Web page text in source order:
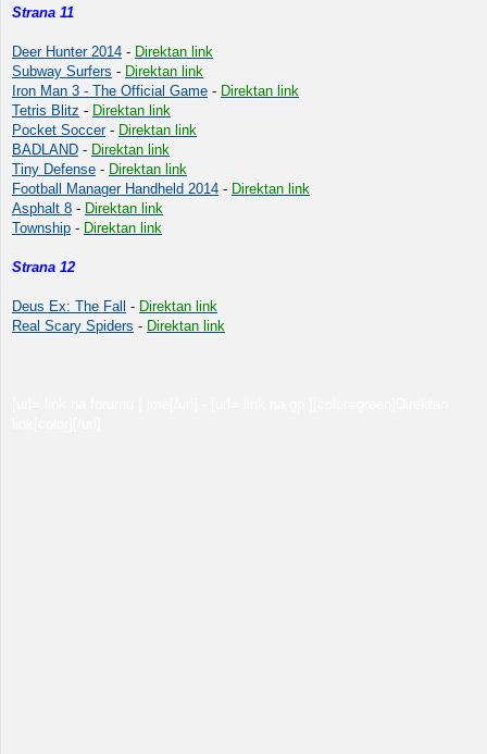
Strana 11
Deer Hunter 2014 - Direktan link
Subway Surfers - Direktan link
Iron Man 3 - The Official Game - Direktan link
Tetris Blitz - Direktan link
Pocket Soccer- Direktan link
BADLAND - Direktan link
Tiny Defense - Direktan link
Football Manager Handheld 2014 - Direktan link
Asphalt 8 - Direktan link
Township - Direktan link
Strana 12
Deus Ex: The Fall - Direktan link
Real Scary Spiders - Direktan link